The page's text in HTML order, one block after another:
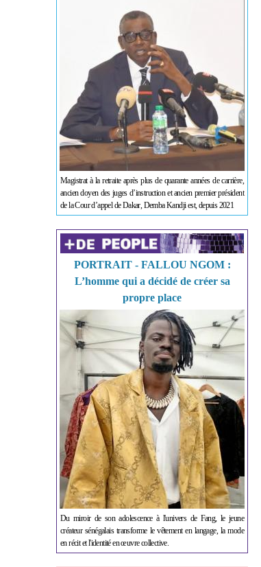
Magistrat à la retraite après plus de quarante années de carrière,
ancien doyen des juges d’instruction et ancien premier président
de la Cour d’appel de Dakar, Demba Kandji est, depuis 2021
PORTRAIT - FALLOU NGOM :
L’homme qui a décidé de créer sa
propre place
Du miroir de son adolescence à l'univers de Fang, le jeune
créateur sénégalais transforme le vêtement en langage, la mode
en récit et l'identité en œuvre collective.